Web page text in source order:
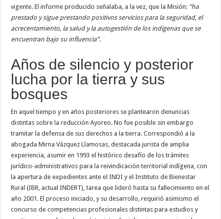
vigente. El informe producido señalaba, a la vez, que la Misión: “ha
prestado y sigue prestando positivos servicios para la seguridad, el
acrecentamiento, la salud y la autogestión de los indígenas que se
encuentran bajo su influencia”.
Años de silencio y posterior
lucha por la tierra y sus
bosques
En aquel tiempo y en años posteriores se plantearon denuncias
distintas sobre la reducción Ayoreo. No fue posible sin embargo
tramitar la defensa de sus derechos a la tierra. Correspondió a la
abogada Mirna Vázquez Llamosas, destacada jurista de amplia
experiencia, asumir en 1993 el histórico desafío de los trámites
jurídico-administrativos para la reivindicación territorial indígena, con
la apertura de expedientes ante el INDI y el Instituto de Bienestar
Rural (IBR, actual INDERT), tarea que lideró hasta su fallecimiento en el
año 2001. El proceso iniciado, y su desarrollo, requirió asimismo el
concurso de competencias profesionales distintas para estudios y